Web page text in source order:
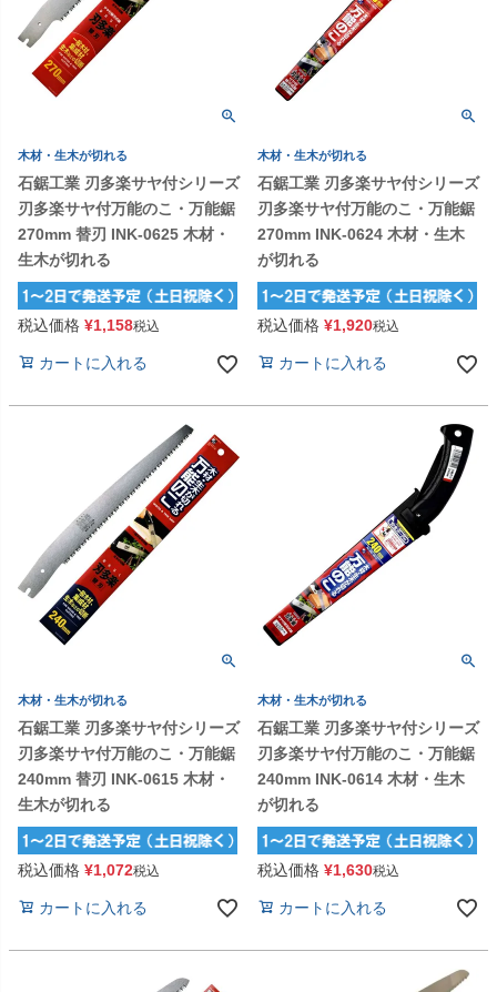
木材・生木が切れる
石鋸工業 刃多楽サヤ付シリーズ
刃多楽サヤ付万能のこ・万能鋸
270mm 替刃 INK-0625 木材・
生木が切れる
税込価格 ¥1,158税込
カートに入れる
木材・生木が切れる
石鋸工業 刃多楽サヤ付シリーズ
刃多楽サヤ付万能のこ・万能鋸
270mm INK-0624 木材・生木
が切れる
税込価格 ¥1,920税込
カートに入れる
木材・生木が切れる
石鋸工業 刃多楽サヤ付シリーズ
刃多楽サヤ付万能のこ・万能鋸
240mm 替刃 INK-0615 木材・
生木が切れる
税込価格 ¥1,072税込
カートに入れる
木材・生木が切れる
石鋸工業 刃多楽サヤ付シリーズ
刃多楽サヤ付万能のこ・万能鋸
240mm INK-0614 木材・生木
が切れる
税込価格 ¥1,630税込
カートに入れる